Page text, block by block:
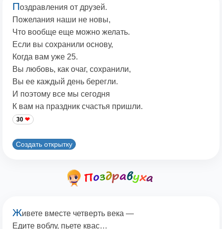
Поздравления от друзей.
Пожелания наши не новы,
Что вообще еще можно желать.
Если вы сохранили основу,
Когда вам уже 25.
Вы любовь, как очаг, сохранили,
Вы ее каждый день берегли.
И поэтому все мы сегодня
К вам на праздник счастья пришли.
30
Создать открытку
Живете вместе четверть века —
Едите воблу, пьете квас…